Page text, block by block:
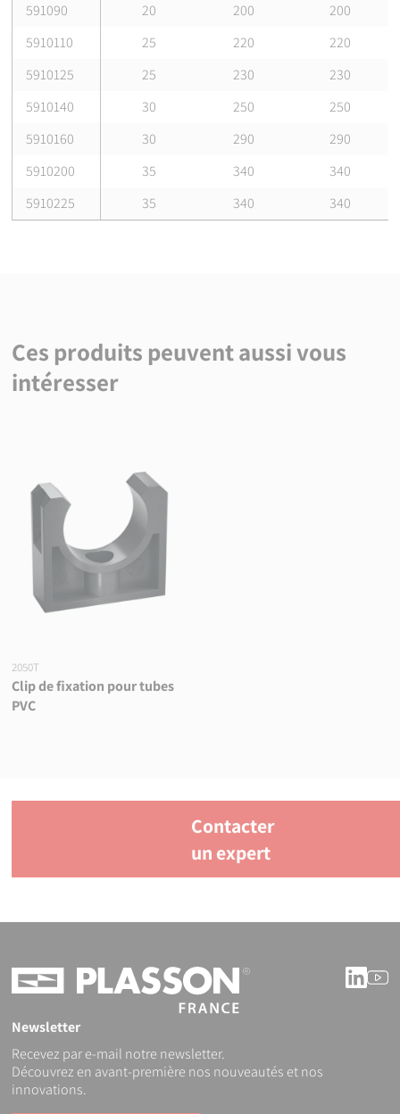
591090
20 200
200
5910110
25 220
220
5910125
25 230
230
5910140
30 250
250
5910160
30 290
290
5910200
35 340
340
5910225
35 340 340
Ces produits peuvent aussi vous
intéresser
2050T
Clip de fixation pour tubes
PVC
Contacter
un expert
Newsletter
Recevez par e-mail notre newsletter.
Découvrez en avant-première nos nouveautés et nos
innovations.